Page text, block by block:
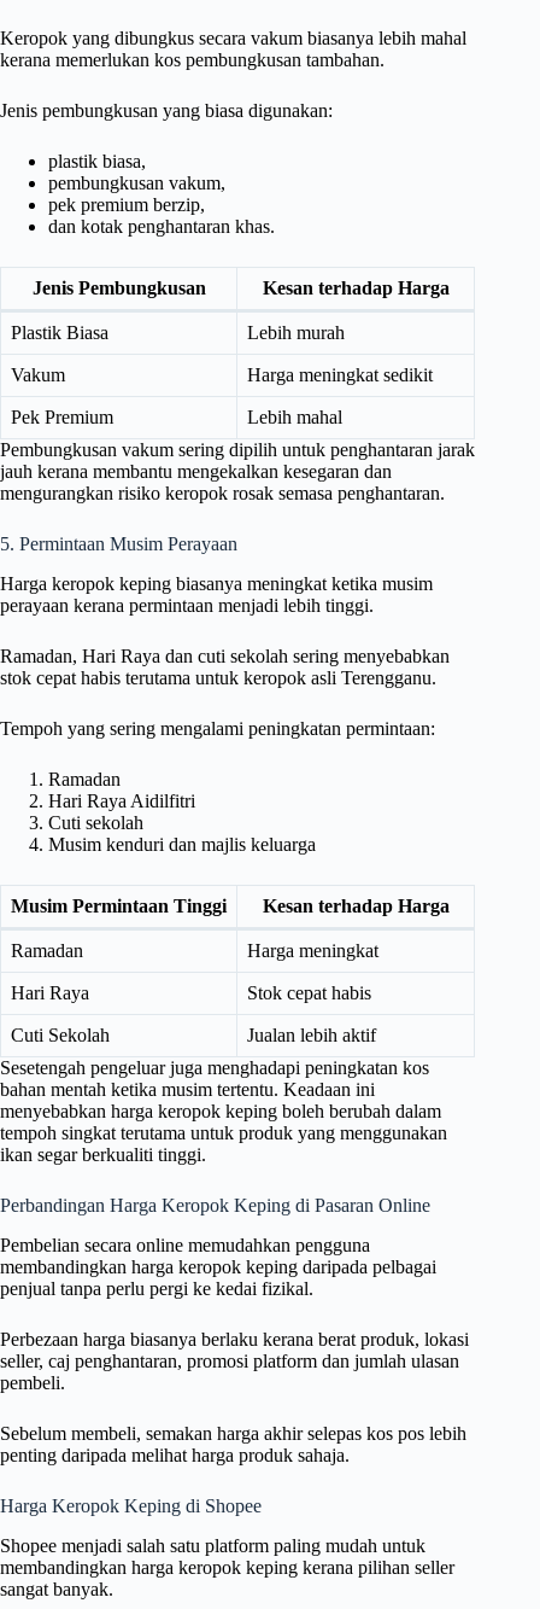
Keropok yang dibungkus secara vakum biasanya lebih mahal
kerana memerlukan kos pembungkusan tambahan.
Jenis pembungkusan yang biasa digunakan:
plastik biasa,
pembungkusan vakum,
pek premium berzip,
dan kotak penghantaran khas.
Jenis Pembungkusan Kesan terhadap Harga
Plastik Biasa Lebih murah
Vakum Harga meningkat sedikit
Pek Premium
Lebih mahal
Pembungkusan vakum sering dipilih untuk penghantaran jarak
jauh kerana membantu mengekalkan kesegaran dan
mengurangkan risiko keropok rosak semasa penghantaran.
5. Permintaan Musim Perayaan
Harga keropok keping biasanya meningkat ketika musim
perayaan kerana permintaan menjadi lebih tinggi.
Ramadan, Hari Raya dan cuti sekolah sering menyebabkan
stok cepat habis terutama untuk keropok asli Terengganu.
Tempoh yang sering mengalami peningkatan permintaan:
Ramadan
Hari Raya Aidilfitri
Cuti sekolah
Musim kenduri dan majlis keluarga
Musim Permintaan Tinggi Kesan terhadap Harga
Ramadan Harga meningkat
Hari Raya Stok cepat habis
Cuti Sekolah
Jualan lebih aktif
Sesetengah pengeluar juga menghadapi peningkatan kos
bahan mentah ketika musim tertentu. Keadaan ini
menyebabkan harga keropok keping boleh berubah dalam
tempoh singkat terutama untuk produk yang menggunakan
ikan segar berkualiti tinggi.
Perbandingan Harga Keropok Keping di Pasaran Online
Pembelian secara online memudahkan pengguna
membandingkan harga keropok keping daripada pelbagai
penjual tanpa perlu pergi ke kedai fizikal.
Perbezaan harga biasanya berlaku kerana berat produk, lokasi
seller, caj penghantaran, promosi platform dan jumlah ulasan
pembeli.
Sebelum membeli, semakan harga akhir selepas kos pos lebih
penting daripada melihat harga produk sahaja.
Harga Keropok Keping di Shopee
Shopee menjadi salah satu platform paling mudah untuk
membandingkan harga keropok keping kerana pilihan seller
sangat banyak.